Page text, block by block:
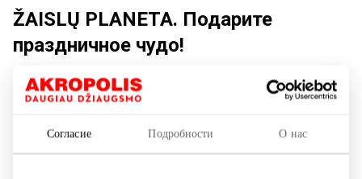
Согласие Подробности О нас
ŽAISLŲ PLANETA. Подарите
праздничное чудо!
Показать на карте